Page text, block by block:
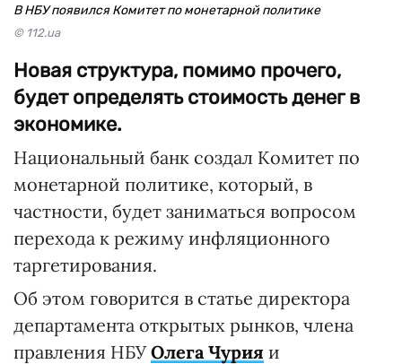
В НБУ появился Комитет по монетарной политике
© 112.ua
Новая структура, помимо прочего,
будет определять стоимость денег в
экономике.
Национальный банк создал Комитет по
монетарной политике, который, в
частности, будет заниматься вопросом
перехода к режиму инфляционного
таргетирования.
Об этом говорится в статье директора
департамента открытых рынков, члена
правления НБУОлега Чурия и